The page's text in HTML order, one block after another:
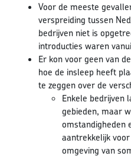
Voor de meeste
verspreiding tussen
bedrijven niet is
introducties waren
Er kon voor geen van
hoe de insleep heeft
te zeggen over de
Enkele bedrijven
gebieden, maar
omstandigheden
aantrekkelijk
omgeving van